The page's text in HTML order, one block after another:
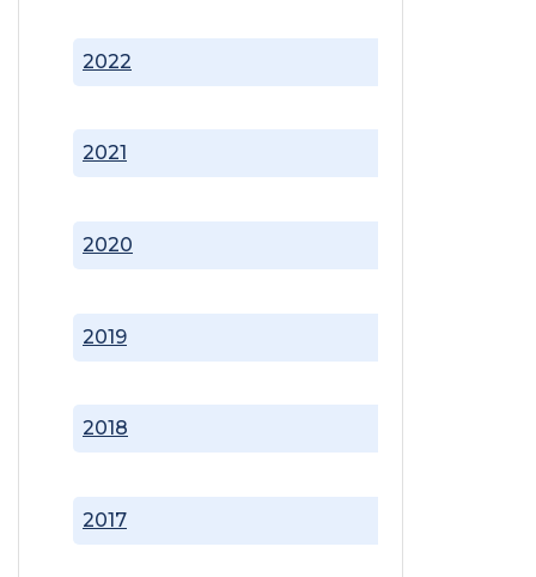
2017
2018
2019
2020
2021
2022